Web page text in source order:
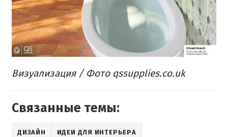
Визуализация / Фото qssupplies.co.uk
Связанные темы:
ДИЗАЙН ИДЕИ ДЛЯ ИНТЕРЬЕРА